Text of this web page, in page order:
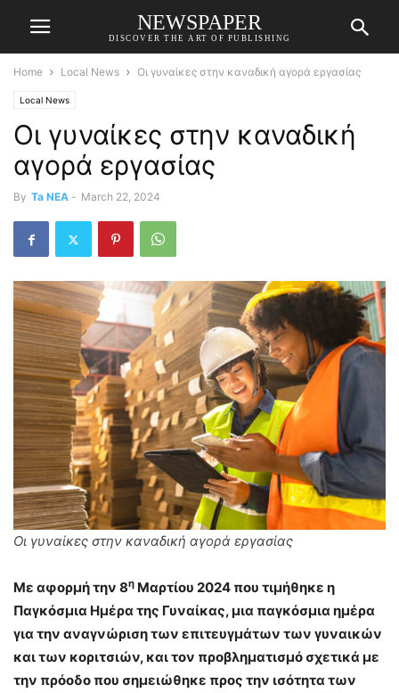
NEWSPAPER
DISCOVER THE ART OF PUBLISHING
Home Local News Οι γυναίκες στην καναδική αγορά εργασίας
Local News
Οι γυναίκες στην καναδική
αγορά εργασίας
By Ta NEA - March 22, 2024
Οι γυναίκες στην καναδική αγορά εργασίας
Με αφορμή την 8η Μαρτίου 2024 που τιμήθηκε η
Παγκόσμια Ημέρα της Γυναίκας, μια παγκόσμια ημέρα
για την αναγνώριση των επιτευγμάτων των γυναικών
και των κοριτσιών, και τον προβληματισμό σχετικά με
την πρόοδο που σημειώθηκε προς την ισότητα των